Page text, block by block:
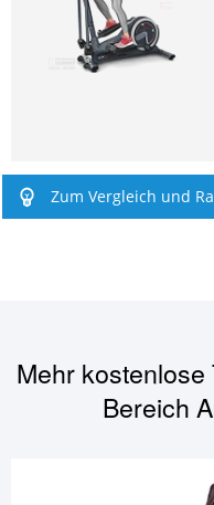
Zum Vergleich und
Mehr
Bereich